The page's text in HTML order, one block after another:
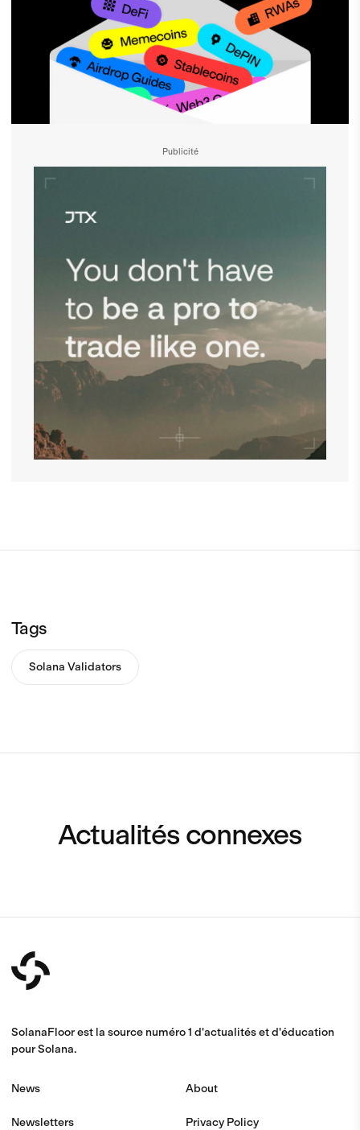
Publicité
Tags
Solana Validators
Actualités connexes
SolanaFloor est la source numéro 1 d'actualités et d'éducation
pour Solana.
News
Newsletters
About
Privacy Policy